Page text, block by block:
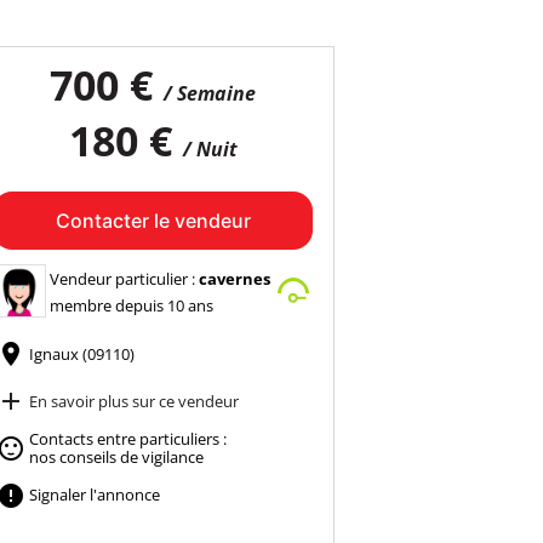
700 €/ Semaine
180 €/ Nuit
Contacter le vendeur
Vendeur particulier :cavernes
membre depuis 10 ans
Ignaux (09110)
En savoir plus sur ce vendeur
Contacts entre particuliers :
nos conseils de vigilance
Signaler l'annonce